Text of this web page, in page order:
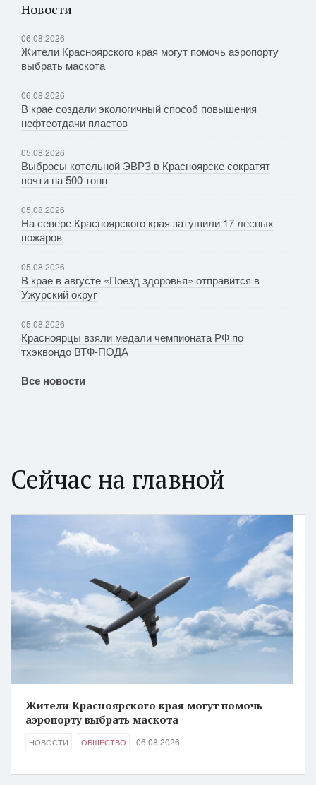
Новости
06.08.2026
Жители Красноярского края могут помочь аэропорту
выбрать маскота
06.08.2026
В крае создали экологичный способ повышения
нефтеотдачи пластов
05.08.2026
Выбросы котельной ЭВРЗ в Красноярске сократят
почти на 500 тонн
05.08.2026
На севере Красноярского края затушили 17 лесных
пожаров
05.08.2026
В крае в августе «Поезд здоровья» отправится в
Ужурский округ
05.08.2026
Красноярцы взяли медали чемпионата РФ по
тхэквондо ВТФ-ПОДА
Все новости
Сейчас на главной
Жители Красноярского края могут помочь
аэропорту выбрать маскота
НОВОСТИ ОБЩЕСТВО 06.08.2026